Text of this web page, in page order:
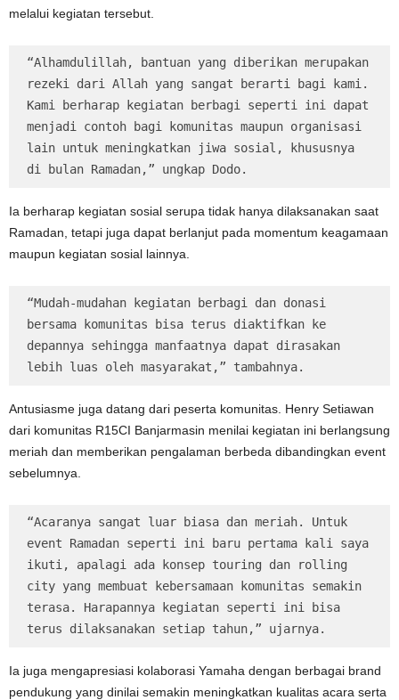
melalui kegiatan tersebut.
“Alhamdulillah, bantuan yang diberikan merupakan
rezeki dari Allah yang sangat berarti bagi kami.
Kami berharap kegiatan berbagi seperti ini dapat
menjadi contoh bagi komunitas maupun organisasi
lain untuk meningkatkan jiwa sosial, khususnya
di bulan Ramadan,” ungkap Dodo.
Ia berharap kegiatan sosial serupa tidak hanya dilaksanakan saat
Ramadan, tetapi juga dapat berlanjut pada momentum keagamaan
maupun kegiatan sosial lainnya.
“Mudah-mudahan kegiatan berbagi dan donasi
bersama komunitas bisa terus diaktifkan ke
depannya sehingga manfaatnya dapat dirasakan
lebih luas oleh masyarakat,” tambahnya.
Antusiasme juga datang dari peserta komunitas. Henry Setiawan
dari komunitas R15CI Banjarmasin menilai kegiatan ini berlangsung
meriah dan memberikan pengalaman berbeda dibandingkan event
sebelumnya.
“Acaranya sangat luar biasa dan meriah. Untuk
event Ramadan seperti ini baru pertama kali saya
ikuti, apalagi ada konsep touring dan rolling
city yang membuat kebersamaan komunitas semakin
terasa. Harapannya kegiatan seperti ini bisa
terus dilaksanakan setiap tahun,” ujarnya.
Ia juga mengapresiasi kolaborasi Yamaha dengan berbagai brand
pendukung yang dinilai semakin meningkatkan kualitas acara serta